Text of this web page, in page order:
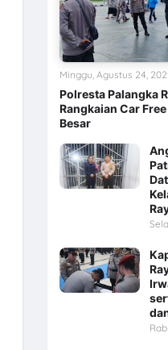
Polresta Palangka
Rangkaian Car
Besar
Minggu, Agustus 24,